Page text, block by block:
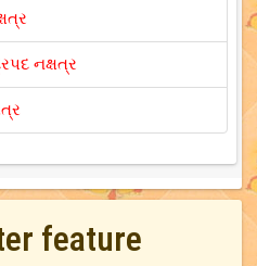
નક્ષત્ર
feature